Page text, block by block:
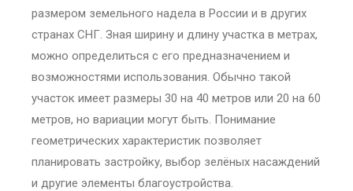
размером земельного надела в России и в других
странах СНГ. Зная ширину и длину участка в метрах,
можно определиться с его предназначением и
возможностями использования. Обычно такой
участок имеет размеры 30 на 40 метров или 20 на 60
метров, но вариации могут быть. Понимание
геометрических характеристик позволяет
планировать застройку, выбор зелёных насаждений
и другие элементы благоустройства.